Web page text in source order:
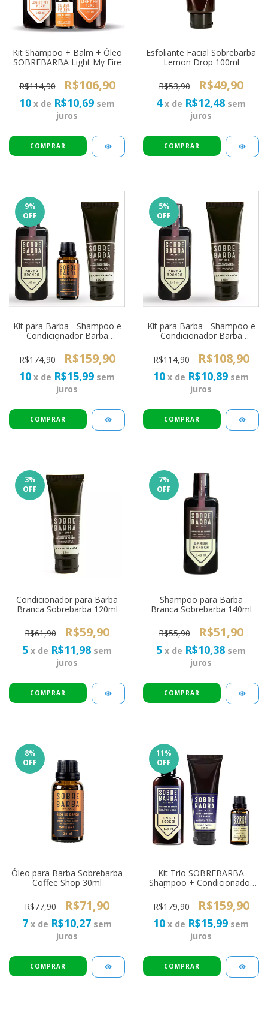
Kit Shampoo + Balm + Óleo
SOBREBARBA Light My Fire
R$114,90 R$106,90
10 x de R$10,69 sem
juros
Esfoliante Facial Sobrebarba
Lemon Drop 100ml
R$53,90 R$49,90
4 x de R$12,48 sem
juros
9%
OFF
Kit para Barba - Shampoo e
Condicionador Barba
Coffee Shop
R$174,90 R$159,90
10 x de R$15,99 sem
juros
5%
OFF
Kit para Barba - Shampoo e
Condicionador Barba
R$114,90
R$108,90
10 x de R$10,89 sem
juros
3%
OFF
Condicionador para Barba
Branca Sobrebarba 120ml
R$61,90 R$59,90
5 x de R$11,98 sem
juros
7%
OFF
Shampoo para Barba
Branca Sobrebarba 140ml
R$55,90 R$51,90
5 x de R$10,38 sem
juros
8%
OFF
Óleo para Barba Sobrebarba
Coffee Shop 30ml
R$77,90 R$71,90
7 x de R$10,27 sem
juros
11%
OFF
Kit Trio SOBREBARBA
Shampoo + Condicionador
Boogie
R$179,90 R$159,90
10 x de R$15,99 sem
juros